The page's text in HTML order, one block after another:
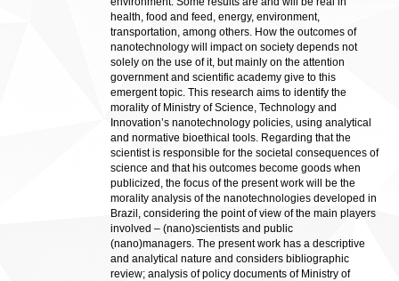
health, food and feed, energy, environment,
transportation, among others. How the outcomes of
nanotechnology will impact on society depends not
solely on the use of it, but mainly on the attention
government and scientific academy give to this
emergent topic. This research aims to identify the
morality of Ministry of Science, Technology and
Innovation’s nanotechnology policies, using analytical
and normative bioethical tools. Regarding that the
scientist is responsible for the societal consequences of
science and that his outcomes become goods when
publicized, the focus of the present work will be the
morality analysis of the nanotechnologies developed in
Brazil, considering the point of view of the main players
involved – (nano)scientists and public
(nano)managers. The present work has a descriptive
and analytical nature and considers bibliographic
review; analysis of policy documents of Ministry of